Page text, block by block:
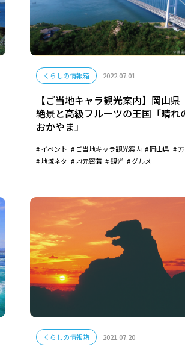
くらしの情報箱 2022.07.01
【ご当地キャラ観光案内】岡山
絶景と高級フルーツの王国「晴れ
おかやま」
イベント ご当地キャラ観光案内 岡山県
地域ネタ
地元密着 観光 グルメ
くらしの情報箱 2021.07.20